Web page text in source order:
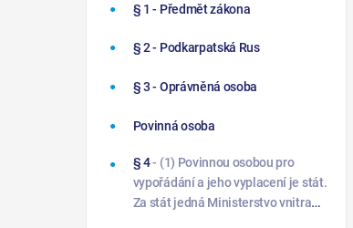
§ 1 - Předmět zákona
§ 2- Podkarpatská Rus
§ 3- Oprávněná osoba
Povinná osoba
§ 4- (1) Povinnou osobou pro
vypořádání a jeho vyplacení je stát.
Za stát jedná Ministerstvo vnitra